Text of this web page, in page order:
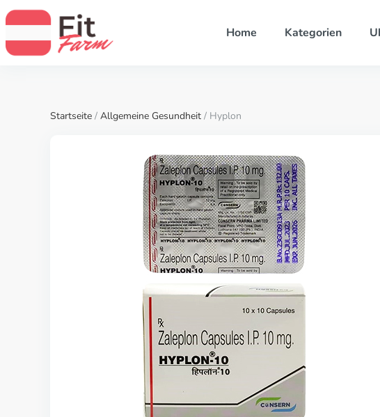
Home Kategorien
Startseite / Allgemeine Gesundheit / Hyplon